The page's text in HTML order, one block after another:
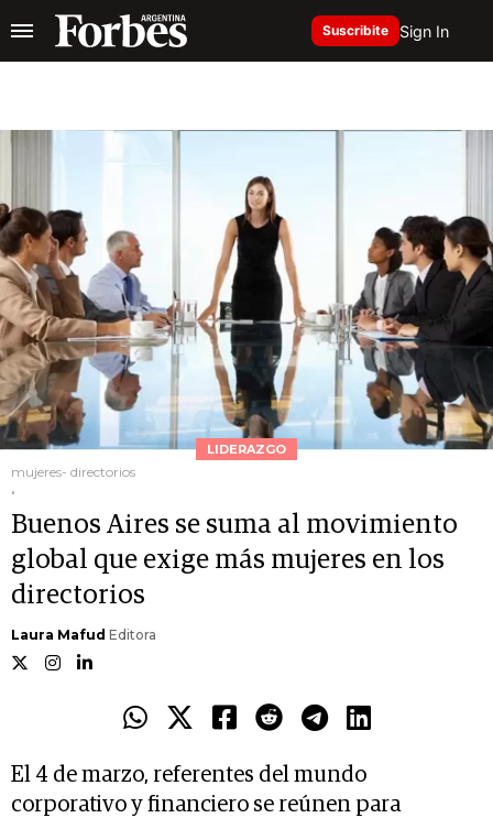
Suscribite Sign In
LIDERAZGO
mujeres- directorios
.
Buenos Aires se suma al movimiento
global que exige más mujeres en los
directorios
Laura Mafud Editora
El 4 de marzo, referentes del mundo
corporativo y financiero se reúnen para